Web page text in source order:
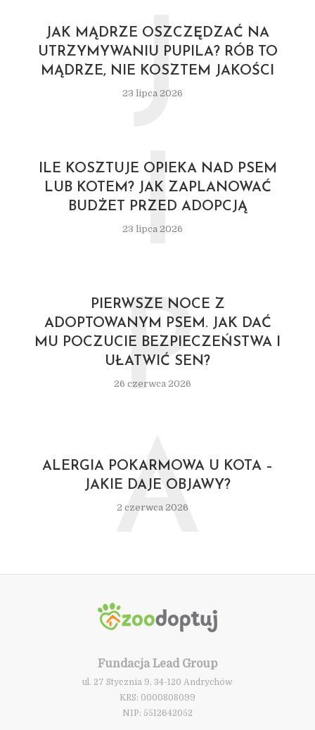
JAK MĄDRZE OSZCZĘDZAĆ NA
UTRZYMYWANIU PUPILA? RÓB TO
MĄDRZE, NIE KOSZTEM JAKOŚCI
23 lipca 2026
J
ILE KOSZTUJE OPIEKA NAD PSEM
LUB KOTEM? JAK ZAPLANOWAĆ
BUDŻET PRZED ADOPCJĄ
23 lipca 2026
I
PIERWSZE NOCE Z
ADOPTOWANYM PSEM. JAK DAĆ
MU POCZUCIE BEZPIECZEŃSTWA I
UŁATWIĆ SEN?
26 czerwca 2026
P
ALERGIA POKARMOWA U KOTA –
JAKIE DAJE OBJAWY?
2 czerwca 2026
A
Fundacja Lead Group
ul. 27 Stycznia 9, 34-120 Andrychów
KRS: 0000808099
NIP: 5512642052